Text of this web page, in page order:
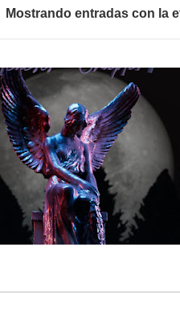
Mostrando entradas con la